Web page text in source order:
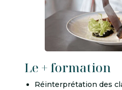
Le + formation
Réinterprétation des